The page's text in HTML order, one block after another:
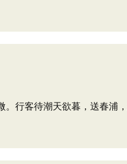
行客待潮天欲暮，送春浦，